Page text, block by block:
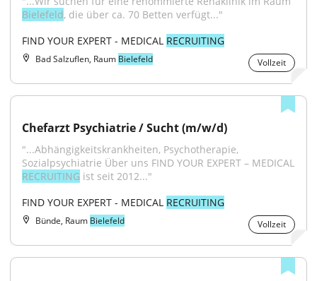
Bielefeld, die über ca. 70 Betten verfügt..."
FIND YOUR EXPERT - MEDICAL RECRUITING
Bad Salzuflen, Raum Bielefeld Vollzeit
Chefarzt Psychiatrie / Sucht (m/w/d)
"...Abhängigkeitskrankheiten, Psychotherapie,
RECRUITING ist seit 2012..."
FIND YOUR EXPERT - MEDICAL RECRUITING
Bünde, Raum Bielefeld Vollzeit